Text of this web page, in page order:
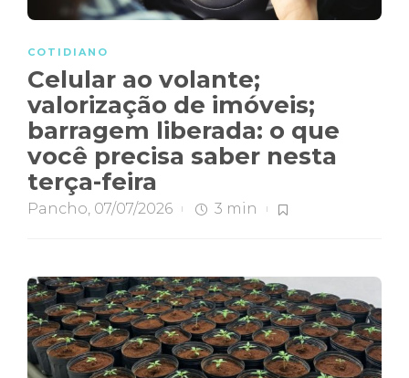
COTIDIANO
Celular ao volante;
valorização de imóveis;
barragem liberada: o que
você precisa saber nesta
terça-feira
Pancho, 07/07/2026 3 min